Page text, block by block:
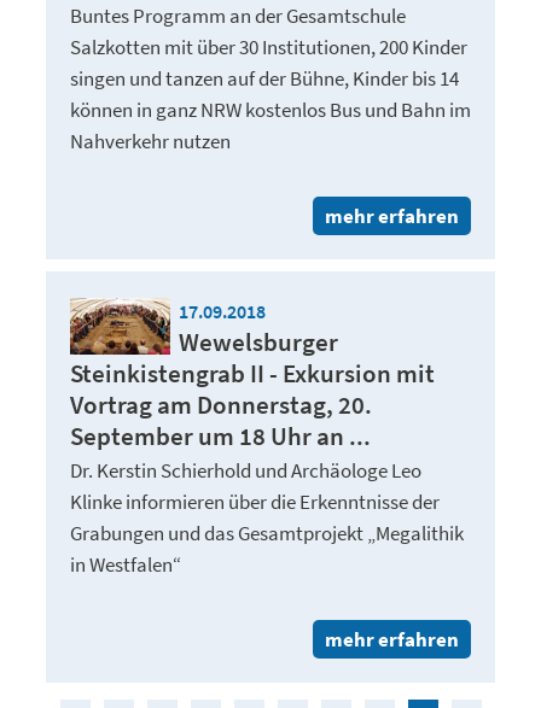
Buntes Programm an der Gesamtschule
Salzkotten mit über 30 Institutionen, 200 Kinder
singen und tanzen auf der Bühne, Kinder bis 14
können in ganz NRW kostenlos Bus und Bahn im
Nahverkehr nutzen
mehr erfahren
17.09.2018
Wewelsburger
Steinkistengrab II - Exkursion mit
Vortrag am Donnerstag, 20.
September um 18 Uhr an ...
Dr. Kerstin Schierhold und Archäologe Leo
Klinke informieren über die Erkenntnisse der
Grabungen und das Gesamtprojekt „Megalithik
in Westfalen“
mehr erfahren